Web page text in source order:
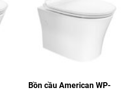
Bồn cầu American WP-